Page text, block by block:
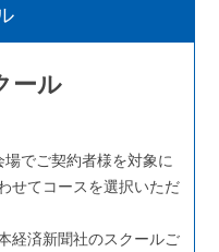
ール
でご契約者様を対象に
せてコースを選択いただ
経済新聞社のスクールご